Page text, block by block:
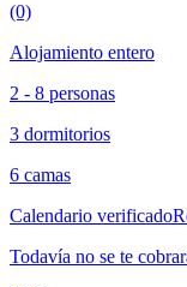
(0)
Alojamiento entero
2 - 8 personas
3 dormitorios
6 camas
Calendario verificado
Todavía no se te